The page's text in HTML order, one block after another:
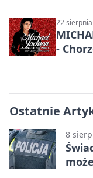
22
-
Ostatnie
8